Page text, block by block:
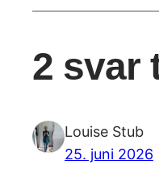
2 svar
Louise Stub
25. juni 2026